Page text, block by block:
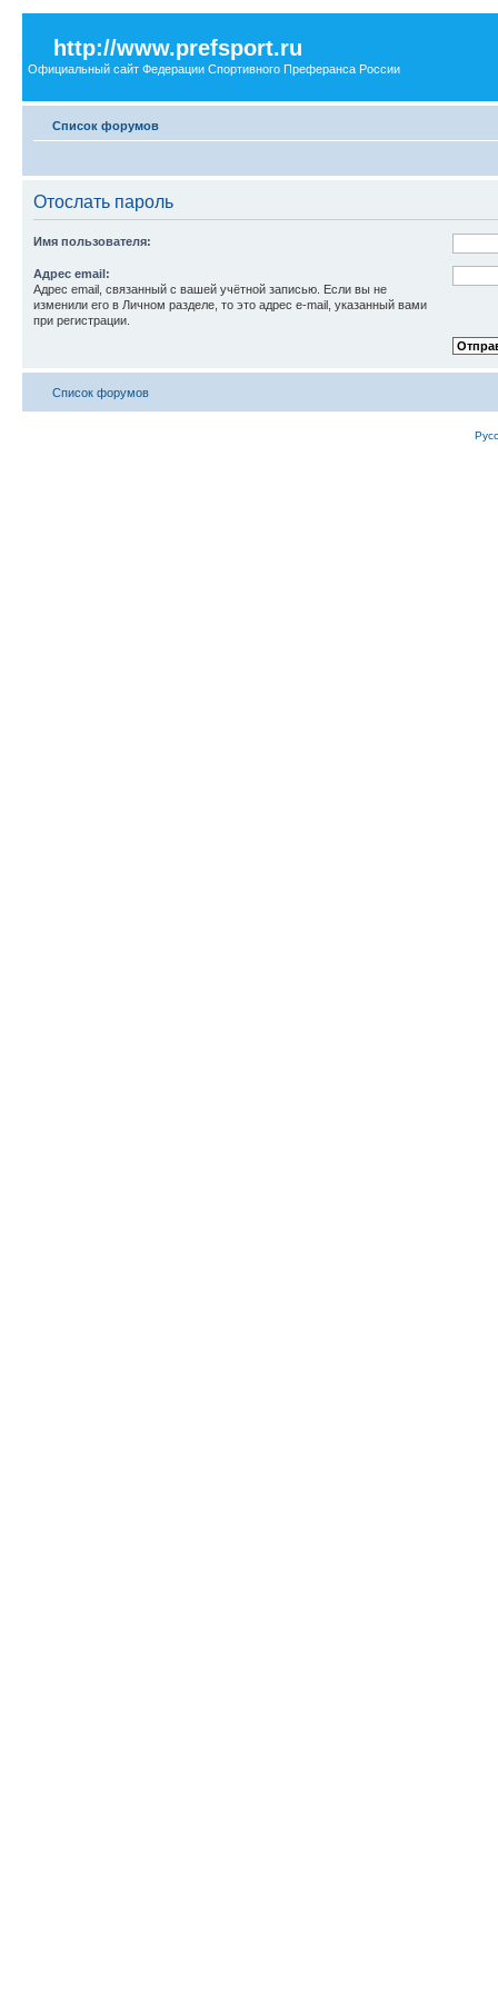
http://www.prefsport.ru
Официальный сайт Федерации Спортивного Преферанса России
Список форумов
Отослать пароль
Имя пользователя:
Адрес email:
Адрес email, связанный с вашей учётной записью. Если вы не
изменили его в Личном разделе, то это адрес e-mail, указанный вами
при регистрации.
Список форумов